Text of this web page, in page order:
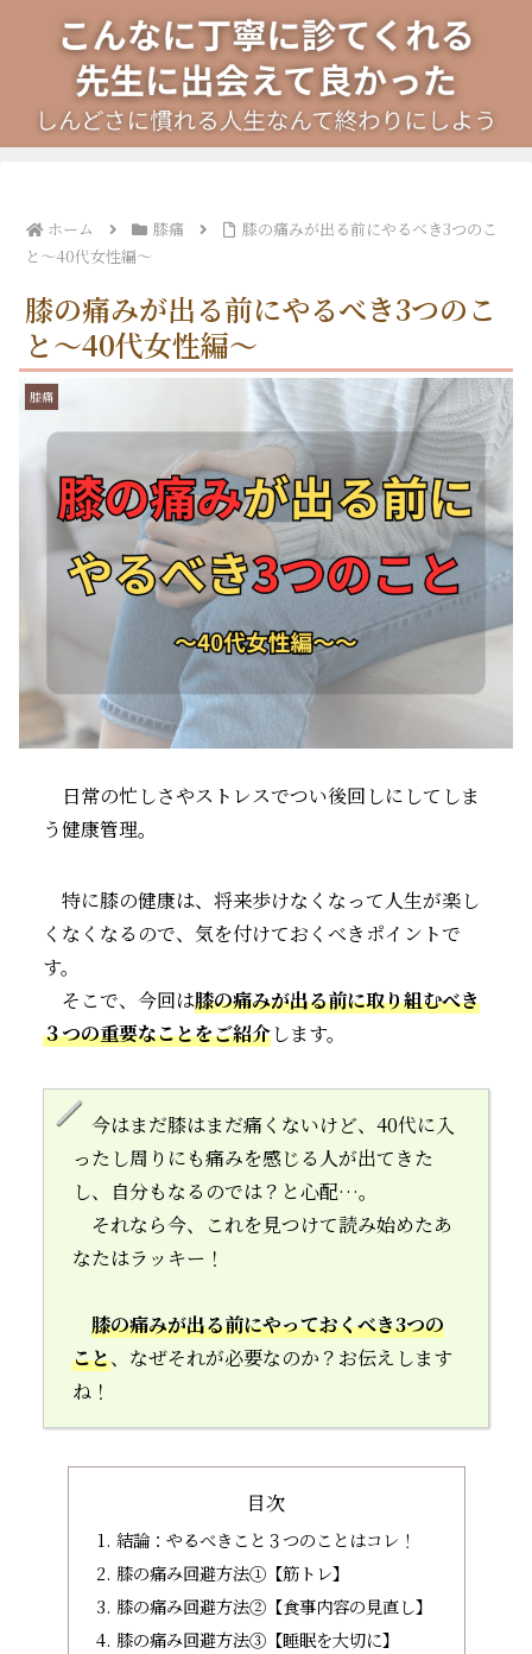
ホーム 膝痛
膝の痛みが出る前にやるべき3つのこ
と～40代女性編～
膝の痛みが出る前にやるべき3つのこ
と～40代女性編～
膝痛
日常の忙しさやストレスでつい後回しにしてしま
う健康管理。
特に膝の健康は、将来歩けなくなって人生が楽し
くなくなるので、気を付けておくべきポイントで
す。
そこで、今回は膝の痛みが出る前に取り組むべき
３つの重要なことをご紹介します。
今はまだ膝はまだ痛くないけど、40代に入
ったし周りにも痛みを感じる人が出てきた
し、自分もなるのでは？と心配…。
それなら今、これを見つけて読み始めたあ
なたはラッキー！
膝の痛みが出る前にやっておくべき3つの
こと、なぜそれが必要なのか？お伝えします
ね！
目次
結論：やるべきこと３つのことはコレ！
膝の痛み回避方法①【筋トレ】
膝の痛み回避方法②【食事内容の見直し】
膝の痛み回避方法③【睡眠を大切に】